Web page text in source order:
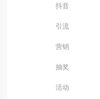
抖音
引流
营销
抽奖
活动